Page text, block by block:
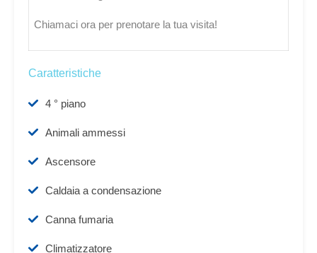
Chiamaci ora per prenotare la tua visita!
Caratteristiche
4 ° piano
Animali ammessi
Ascensore
Caldaia a condensazione
Canna fumaria
Climatizzatore